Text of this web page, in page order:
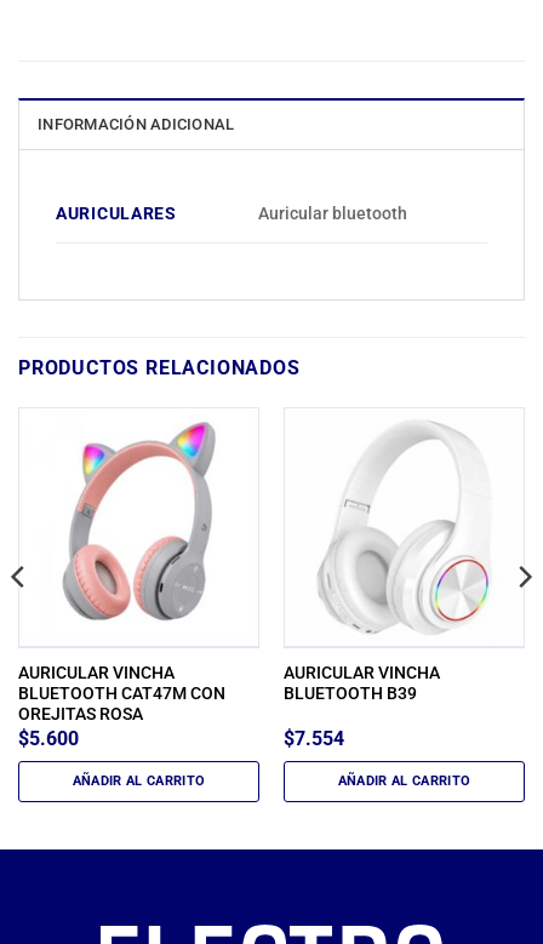
INFORMACIÓN ADICIONAL
AURICULARES Auricular bluetooth
PRODUCTOS RELACIONADOS
AURICULAR VINCHA
BLUETOOTH CAT47M CON
OREJITAS ROSA
$5.600
AÑADIR AL CARRITO
AURICULAR VINCHA
BLUETOOTH B39
$7.554
AÑADIR AL CARRITO